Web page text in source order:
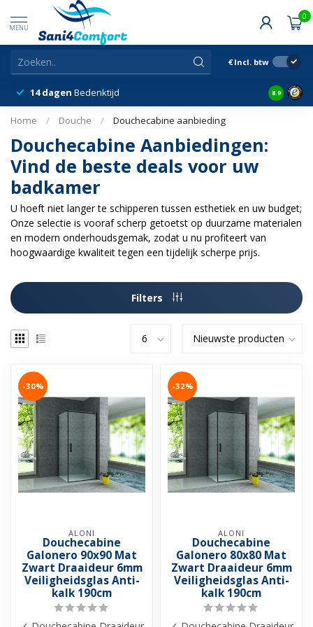
MENU
0
€ Incl. btw
14 dagen Bedenktijd Snelle
8.9
Home / Douche / Douchecabine aanbieding
Douchecabine Aanbiedingen:
Vind de beste deals voor uw
badkamer
U hoeft niet langer te schipperen tussen esthetiek en uw budget;
Onze selectie is vooraf scherp getoetst op duurzame materialen
en modern onderhoudsgemak, zodat u nu profiteert van
hoogwaardige kwaliteit tegen een tijdelijk scherpe prijs.
Filters
-30%
ALONI
Douchecabine
Galonero 90x90 Mat
Zwart Draaideur 6mm
Veiligheidsglas Anti-
kalk 190cm
-32%
ALONI
Douchecabine
Galonero 80x80 Mat
Zwart Draaideur 6mm
Veiligheidsglas Anti-
kalk 190cm